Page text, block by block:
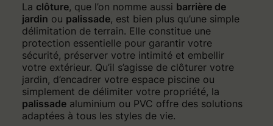
La clôture, que l’on nomme aussi barrière de
jardin ou palissade, est bien plus qu’une simple
délimitation de terrain. Elle constitue une
protection essentielle pour garantir votre
sécurité, préserver votre intimité et embellir
votre extérieur. Qu’il s’agisse de clôturer votre
jardin, d’encadrer votre espace piscine ou
simplement de délimiter votre propriété, la
palissadealuminium ou PVC offre des solutions
adaptées à tous les styles de vie.